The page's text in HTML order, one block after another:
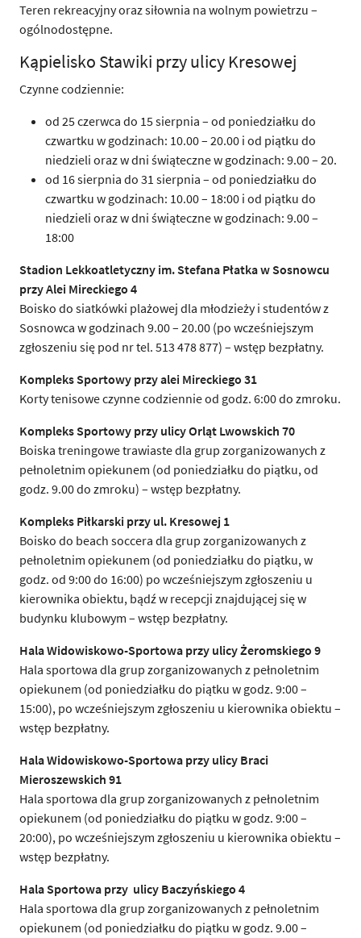
Teren rekreacyjny oraz siłownia na wolnym powietrzu –
ogólnodostępne.
Kąpielisko Stawiki przy ulicy Kresowej
Czynne codziennie:
od 25 czerwca do 15 sierpnia – od poniedziałku do
czwartku w godzinach: 10.00 – 20.00 i od piątku do
niedzieli oraz w dni świąteczne w godzinach: 9.00 – 20.
od 16 sierpnia do 31 sierpnia – od poniedziałku do
czwartku w godzinach: 10.00 – 18:00 i od piątku do
niedzieli oraz w dni świąteczne w godzinach: 9.00 –
18:00
Stadion Lekkoatletyczny im. Stefana Płatka w Sosnowcu
przy Alei Mireckiego 4
Boisko do siatkówki plażowej dla młodzieży i studentów z
Sosnowca w godzinach 9.00 – 20.00 (po wcześniejszym
zgłoszeniu się pod nr tel. 513 478 877) – wstęp bezpłatny.
Kompleks Sportowy przy alei Mireckiego 31
Korty tenisowe czynne codziennie od godz. 6:00 do zmroku.
Kompleks Sportowy przy ulicy Orląt Lwowskich 70
Boiska treningowe trawiaste dla grup zorganizowanych z
pełnoletnim opiekunem (od poniedziałku do piątku, od
godz. 9.00 do zmroku) – wstęp bezpłatny.
Kompleks Piłkarski przy ul. Kresowej 1
Boisko do beach soccera dla grup zorganizowanych z
pełnoletnim opiekunem (od poniedziałku do piątku, w
godz. od 9:00 do 16:00) po wcześniejszym zgłoszeniu u
kierownika obiektu, bądź w recepcji znajdującej się w
budynku klubowym – wstęp bezpłatny.
Hala Widowiskowo-Sportowa przy ulicy Żeromskiego 9
Hala sportowa dla grup zorganizowanych z pełnoletnim
opiekunem (od poniedziałku do piątku w godz. 9:00 –
15:00), po wcześniejszym zgłoszeniu u kierownika obiektu –
wstęp bezpłatny.
Hala Widowiskowo-Sportowa przy ulicy Braci
Mieroszewskich 91
Hala sportowa dla grup zorganizowanych z pełnoletnim
opiekunem (od poniedziałku do piątku w godz. 9:00 –
20:00), po wcześniejszym zgłoszeniu u kierownika obiektu –
wstęp bezpłatny.
Hala Sportowa przy ulicy Baczyńskiego 4
Hala sportowa dla grup zorganizowanych z pełnoletnim
opiekunem (od poniedziałku do piątku w godz. 9.00 –